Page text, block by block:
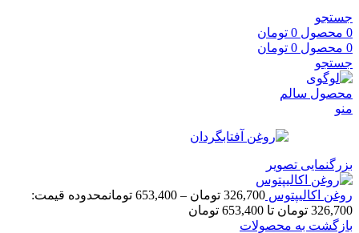
جستجو
0 محصول 0 تومان
0 محصول 0 تومان
جستجو
منو
بزرگنمایی تصویر
روغن اکالیپتوس 326,700 تومان –
653,400 تومانمحدوده قیمت:
326,700 تومان تا 653,400 تومان
بازگشت به محصولات